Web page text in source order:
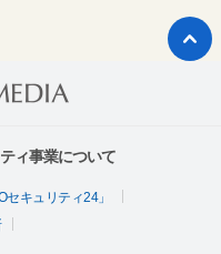
ィ事業について
キュリティ24」